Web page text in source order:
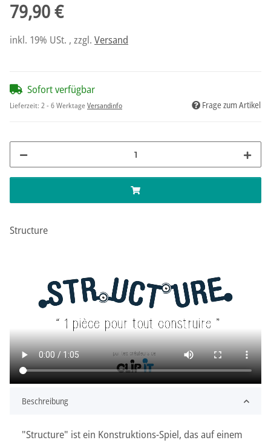
79,90 €
inkl. 19% USt. , zzgl. Versand
Sofort verfügbar
Lieferzeit: 2 - 6 WerktageVersandinfo Frage zum Artikel
Structure
Beschreibung
"Structure" ist ein Konstruktions-Spiel, das auf einem